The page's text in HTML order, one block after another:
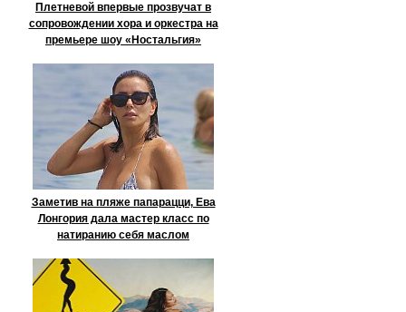
Плетневой впервые прозвучат в
сопровождении хора и оркестра на
премьере шоу «Ностальгия»
Заметив на пляже папарацци, Ева
Лонгория дала мастер класс по
натиранию себя маслом